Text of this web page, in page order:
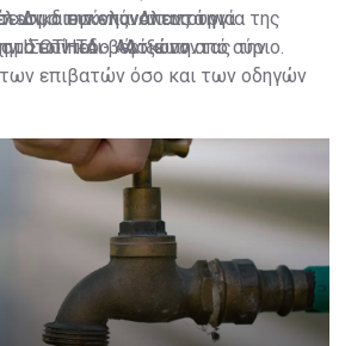
την επαναλειτουργία της
επίπεδο Αφίξεων από αύριο.
διευκολύνοντας την
και βελτιώνοντας την
επιβατών όσο και των οδηγών
Δικαιοσύνης: Απαντά για
ΙΣΟΤΗΤΑ - «Άσκοπη